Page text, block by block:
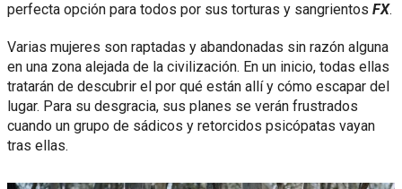
perfecta opción para todos por sus torturas y sangrientos FX.
Varias mujeres son raptadas y abandonadas sin razón alguna
en una zona alejada de la civilización. En un inicio, todas ellas
tratarán de descubrir el por qué están allí y cómo escapar del
lugar. Para su desgracia, sus planes se verán frustrados
cuando un grupo de sádicos y retorcidos psicópatas vayan
tras ellas.